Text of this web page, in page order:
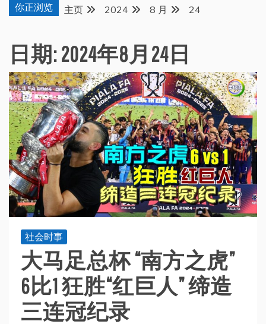
你正浏览 主页 2024 8 月 24
日期:2024年8月24日
社会时事
大马足总杯 “南方之虎”
6比1 狂胜“红巨人” 缔造
三连冠纪录